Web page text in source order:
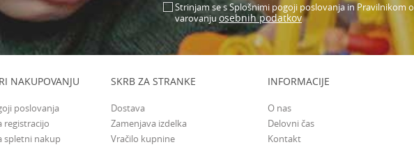
Strinjam se s Splošnimi pogoji poslovanja in Pravilnikom o
varovanjuosebnih podatkov
NAKUPOVANJU
poslovanja
registracijo
spletni nakup
SKRB ZA STRANKE
Dostava
Zamenjava izdelka
Vračilo kupnine
INFORMACIJE
O nas
Delovni čas
Kontakt